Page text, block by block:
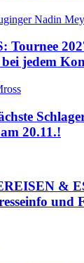
Tournee
jedem
20.11.!
&
und